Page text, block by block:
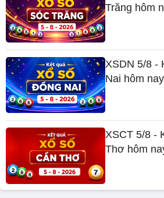
Trăng hôm
XSDN 5/8 -
Nai hôm
XSCT 5/8 -
Thơ hôm